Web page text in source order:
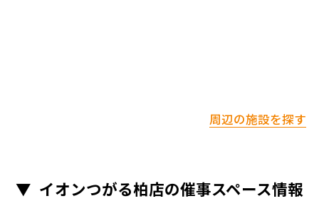
周辺の施設を探す
イオンつがる柏店の催事スペース情報